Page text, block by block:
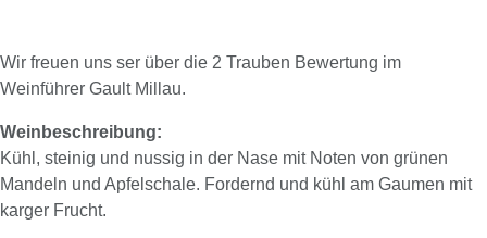
Wir freuen uns ser über die 2 Trauben Bewertung im
Weinführer Gault Millau.
Weinbeschreibung:
Kühl, steinig und nussig in der Nase mit Noten von grünen
Mandeln und Apfelschale. Fordernd und kühl am Gaumen mit
karger Frucht.